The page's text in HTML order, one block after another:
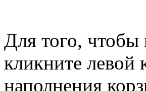
Для того,
кликните
наполнения